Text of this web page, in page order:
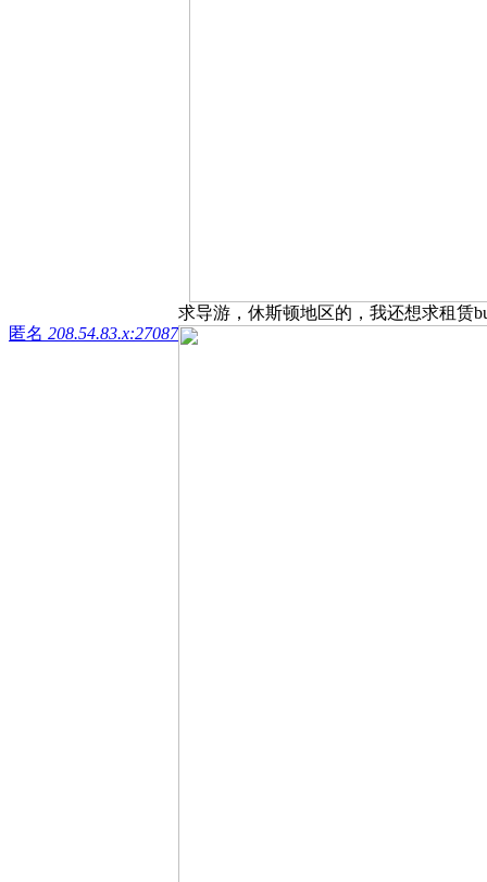
匿名 208.54.83.x:27087
求导游，休斯顿地区的，我还想求租赁